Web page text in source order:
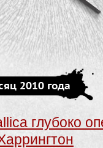
2010 года
глубоко